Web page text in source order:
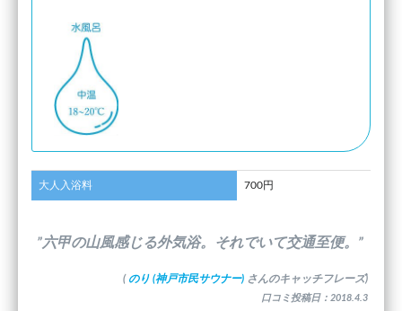
大人入浴料 700円
”六甲の山風感じる外気浴。それでいて交通至便。”
( のり (神戸市民サウナー) さんのキャッチフレーズ)
口コミ投稿日：2018.4.3